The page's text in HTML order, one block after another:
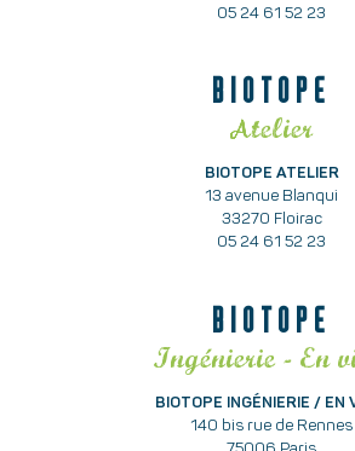
05 24 61 52 23
BIOTOPE
Atelier
BIOTOPE ATELIER
13 avenue Blanqui
33270 Floirac
05 24 61 52 23
BIOTOPE
Ingénierie - En
BIOTOPE INGÉNIERIE / EN
140 bis rue de Rennes